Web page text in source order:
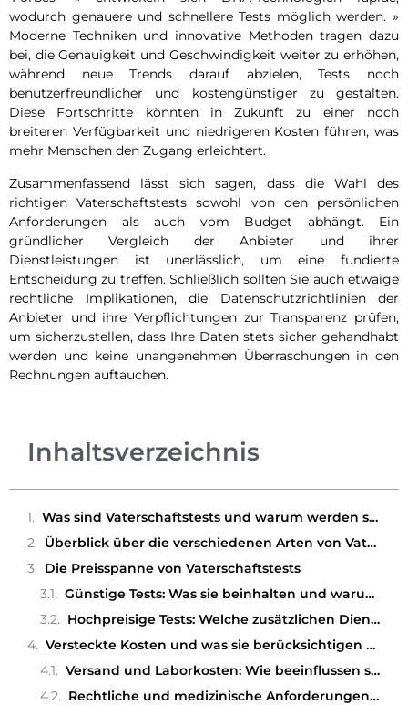
wodurch genauere und schnellere Tests möglich werden. »
Moderne Techniken und innovative Methoden tragen dazu
bei, die Genauigkeit und Geschwindigkeit weiter zu erhöhen,
während neue Trends darauf abzielen, Tests noch
benutzerfreundlicher und kostengünstiger zu gestalten.
Diese Fortschritte könnten in Zukunft zu einer noch
breiteren Verfügbarkeit und niedrigeren Kosten führen, was
mehr Menschen den Zugang erleichtert.
Zusammenfassend lässt sich sagen, dass die Wahl des
richtigen Vaterschaftstests sowohl von den persönlichen
Anforderungen als auch vom Budget abhängt. Ein
gründlicher Vergleich der Anbieter und ihrer
Dienstleistungen ist unerlässlich, um eine fundierte
Entscheidung zu treffen. Schließlich sollten Sie auch etwaige
rechtliche Implikationen, die Datenschutzrichtlinien der
Anbieter und ihre Verpflichtungen zur Transparenz prüfen,
um sicherzustellen, dass Ihre Daten stets sicher gehandhabt
werden und keine unangenehmen Überraschungen in den
Rechnungen auftauchen.
Inhaltsverzeichnis
Was sind Vaterschaftstests und warum werden sie durchgeführt?
Überblick über die verschiedenen Arten von Vaterschaftstests und ihre Zwecke
Die Preisspanne von Vaterschaftstests
Günstige Tests: Was sie beinhalten und warum sie preiswert sind
Hochpreisige Tests: Welche zusätzlichen Dienstleistungen werden angeboten?
Versteckte Kosten und was sie berücksichtigen sollten
Versand und Laborkosten: Wie beeinflussen sie den Endpreis?
Rechtliche und medizinische Anforderungen: Zusatzkosten beachten